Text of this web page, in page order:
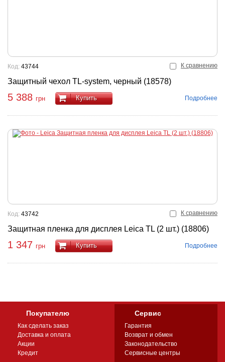
К сравнению
Защитный чехол TL-system, черный (18578)
Код: 43744
5 388 грн Купить Подробнее
К сравнению
Защитная пленка для дисплея Leica TL (2 шт.) (18806)
Код: 43742
1 347 грн Купить Подробнее
Покупателю
Как сделать заказ
Доставка и оплата
Акции
Кредит
Сервис
Гарантия
Возврат и обмен
Законодательство
Сервисные центры